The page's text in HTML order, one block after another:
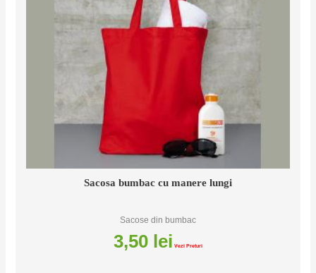
Sacosa bumbac cu manere lungi
Sacose din bumbac
3,50 lei Vezi Preturi